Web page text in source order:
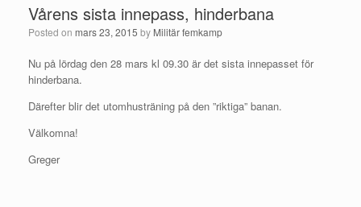
Vårens sista innepass, hinderbana
Posted on mars 23, 2015 by Militär femkamp
Nu på lördag den 28 mars kl 09.30 är det sista innepasset för
hinderbana.
Därefter blir det utomhusträning på den ”riktiga” banan.
Välkomna!
Greger